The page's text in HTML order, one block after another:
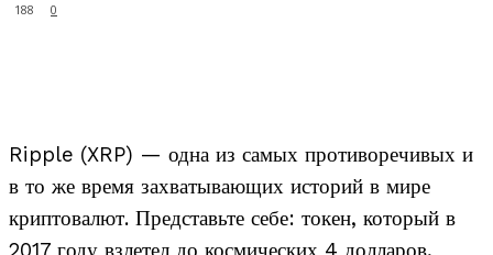
188 0
Ripple (XRP) — одна из самых противоречивых и
в то же время захватывающих историй в мире
криптовалют. Представьте себе: токен, который в